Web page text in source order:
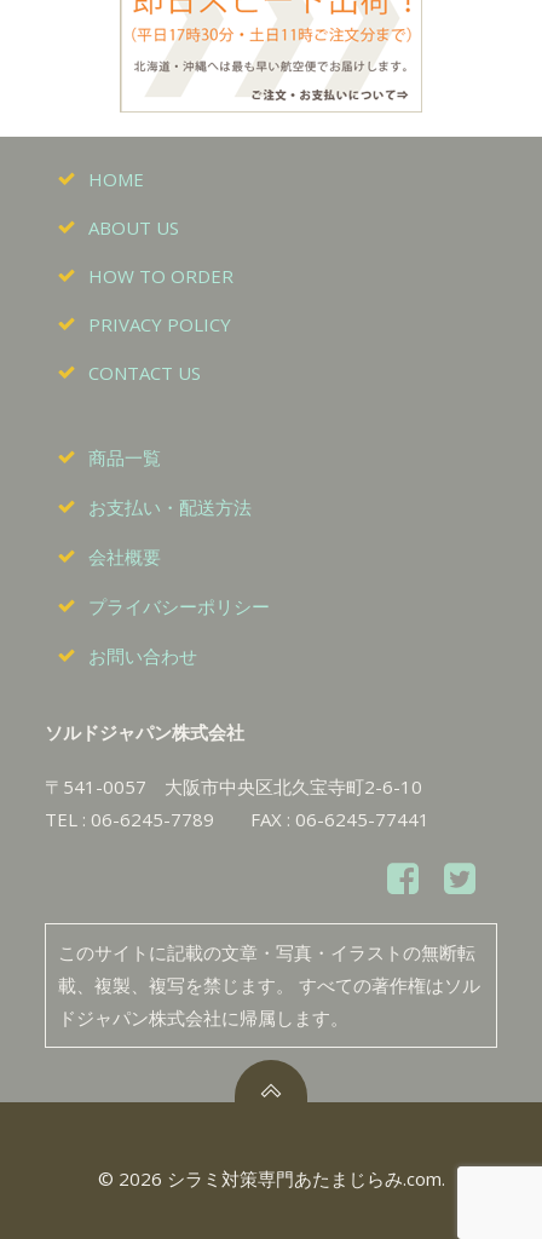
HOME
ABOUT US
HOW TO ORDER
PRIVACY POLICY
CONTACT US
商品一覧
お支払い・配送方法
会社概要
プライバシーポリシー
お問い合わせ
ソルドジャパン株式会社
〒541-0057 大阪市中央区北久宝寺町2-6-10
TEL : 06-6245-7789 FAX : 06-6245-77441
このサイトに記載の文章・写真・イラストの無断転
載、複製、複写を禁じます。 すべての著作権はソル
ドジャパン株式会社に帰属します。
© 2026 シラミ対策専門あたまじらみ.com.